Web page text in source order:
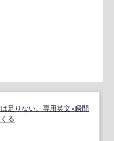
足りない。専用英文×瞬間
る